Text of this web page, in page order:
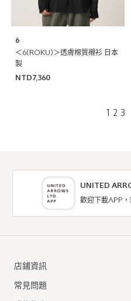
6
＜6(ROKU)＞透膚棉質襯衫 日本
製
NTD7,360
1 2 3
UNITED
歡迎下載APP
店鋪資訊
常見問題